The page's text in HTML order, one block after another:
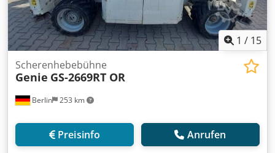
1 / 15
Berlin 253 km
Scherenhebebühne
Genie GS-2669RT OR
Preisinfo Anrufen